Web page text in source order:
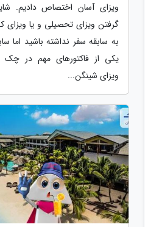
ویزای آسان اختصاص دادیم.
گرفتن ویزای تحصیلی و یا ویزای
به سابقه سفر نداشته باشید اما
یکی از فاکتورهای مهم در
ویزای شینگن...